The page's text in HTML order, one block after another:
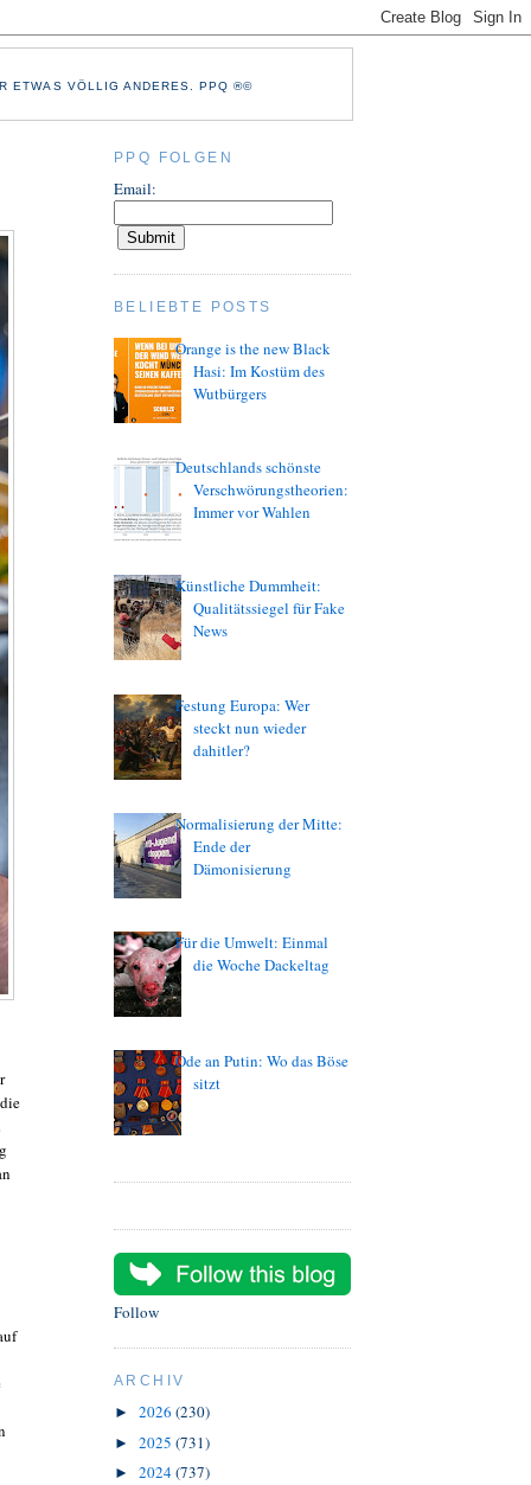
ETWAS VÖLLIG ANDERES. PPQ ®©
PPQ FOLGEN
Email:
BELIEBTE POSTS
Orange is the new Black
Hasi: Im Kostüm des
Wutbürgers
Deutschlands schönste
Verschwörungstheorien:
Immer vor Wahlen
Künstliche Dummheit:
Qualitätssiegel für Fake
News
Festung Europa: Wer
steckt nun wieder
dahitler?
Normalisierung der Mitte:
Ende der
Dämonisierung
Für die Umwelt: Einmal
die Woche Dackeltag
Ode an Putin: Wo das Böse
sitzt
Follow
ARCHIV
► 2026 (230)
► 2025 (731)
► 2024(737)